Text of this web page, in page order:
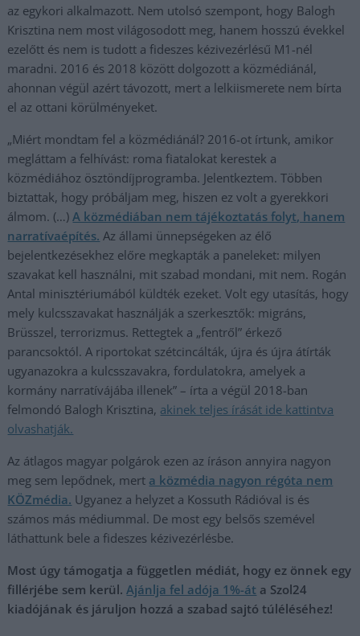
az egykori alkalmazott. Nem utolsó szempont, hogy Balogh
Krisztina nem most világosodott meg, hanem hosszú évekkel
ezelőtt és nem is tudott a fideszes kézivezérlésű M1-nél
maradni. 2016 és 2018 között dolgozott a közmédiánál,
ahonnan végül azért távozott, mert a lelkiismerete nem bírta
el az ottani körülményeket.
„Miért mondtam fel a közmédiánál? 2016-ot írtunk, amikor
megláttam a felhívást: roma fiatalokat kerestek a
közmédiához ösztöndíjprogramba. Jelentkeztem. Többen
biztattak, hogy próbáljam meg, hiszen ez volt a gyerekkori
álmom. (…)A közmédiában nem tájékoztatás folyt, hanem
narratívaépítés. Az állami ünnepségeken az élő
bejelentkezésekhez előre megkapták a paneleket: milyen
szavakat kell használni, mit szabad mondani, mit nem. Rogán
Antal minisztériumából küldték ezeket. Volt egy utasítás, hogy
mely kulcsszavakat használják a szerkesztők: migráns,
Brüsszel, terrorizmus. Rettegtek a „fentről” érkező
parancsoktól. A riportokat szétcincálták, újra és újra átírták
ugyanazokra a kulcsszavakra, fordulatokra, amelyek a
kormány narratívájába illenek” – írta a végül 2018-ban
felmondó Balogh Krisztina, akinek teljes írását ide kattintva
olvashatják.
Az átlagos magyar polgárok ezen az íráson annyira nagyon
meg sem lepődnek, mert a közmédia nagyon régóta nem
KÖZmédia. Ugyanez a helyzet a Kossuth Rádióval is és
számos más médiummal. De most egy belsős szemével
láthattunk bele a fideszes kézivezérlésbe.
Most úgy támogatja a független médiát, hogy ez önnek egy
fillérjébe sem kerül.Ajánlja fel adója 1%-át a Szol24
kiadójának és járuljon hozzá a szabad sajtó túléléséhez!